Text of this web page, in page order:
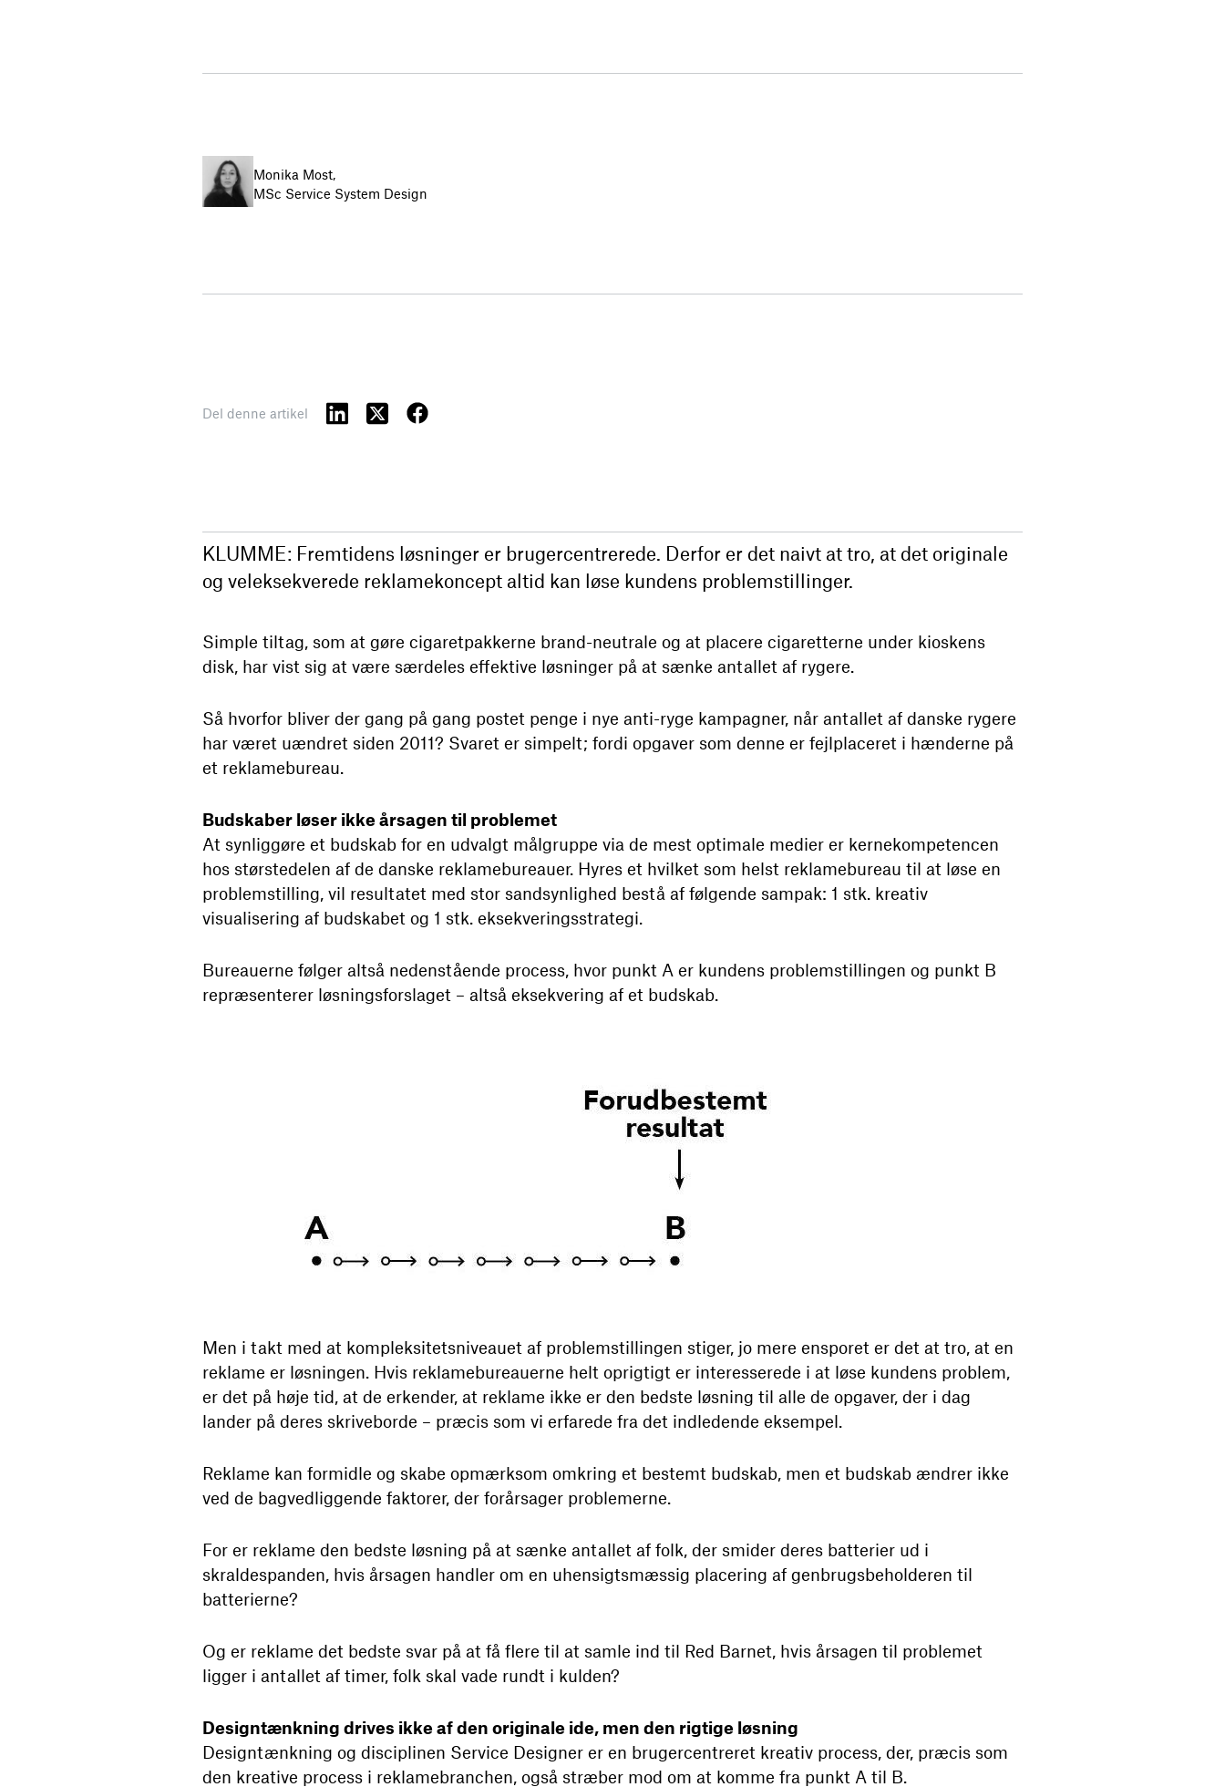
Monika Most,
MSc Service System Design
Del denne artikel
KLUMME: Fremtidens løsninger er brugercentrerede. Derfor er det naivt at tro, at det originale
og veleksekverede reklamekoncept altid kan løse kundens problemstillinger.
Simple tiltag, som at gøre cigaretpakkerne brand-neutrale og at placere cigaretterne under kioskens
disk, har vist sig at være særdeles effektive løsninger på at sænke antallet af rygere.
Så hvorfor bliver der gang på gang postet penge i nye anti-ryge kampagner, når antallet af danske rygere
har været uændret siden 2011? Svaret er simpelt; fordi opgaver som denne er fejlplaceret i hænderne på
et reklamebureau.
Budskaber løser ikke årsagen til problemet
At synliggøre et budskab for en udvalgt målgruppe via de mest optimale medier er kernekompetencen
hos størstedelen af de danske reklamebureauer. Hyres et hvilket som helst reklamebureau til at løse en
problemstilling, vil resultatet med stor sandsynlighed bestå af følgende sampak: 1 stk. kreativ
visualisering af budskabet og 1 stk. eksekveringsstrategi.
Bureauerne følger altså nedenstående process, hvor punkt A er kundens problemstillingen og punkt B
repræsenterer løsningsforslaget – altså eksekvering af et budskab.
Men i takt med at kompleksitetsniveauet af problemstillingen stiger, jo mere ensporet er det at tro, at en
reklame er løsningen. Hvis reklamebureauerne helt oprigtigt er interesserede i at løse kundens problem,
er det på høje tid, at de erkender, at reklame ikke er den bedste løsning til alle de opgaver, der i dag
lander på deres skriveborde – præcis som vi erfarede fra det indledende eksempel.
Reklame kan formidle og skabe opmærksom omkring et bestemt budskab, men et budskab ændrer ikke
ved de bagvedliggende faktorer, der forårsager problemerne.
For er reklame den bedste løsning på at sænke antallet af folk, der smider deres batterier ud i
skraldespanden, hvis årsagen handler om en uhensigtsmæssig placering af genbrugsbeholderen til
batterierne?
Og er reklame det bedste svar på at få flere til at samle ind til Red Barnet, hvis årsagen til problemet
ligger i antallet af timer, folk skal vade rundt i kulden?
Designtænkning drives ikke af den originale ide, men den rigtige løsning
Designtænkning og disciplinen Service Designer er en brugercentreret kreativ process, der, præcis som
den kreative process i reklamebranchen, også stræber mod om at komme fra punkt A til B.